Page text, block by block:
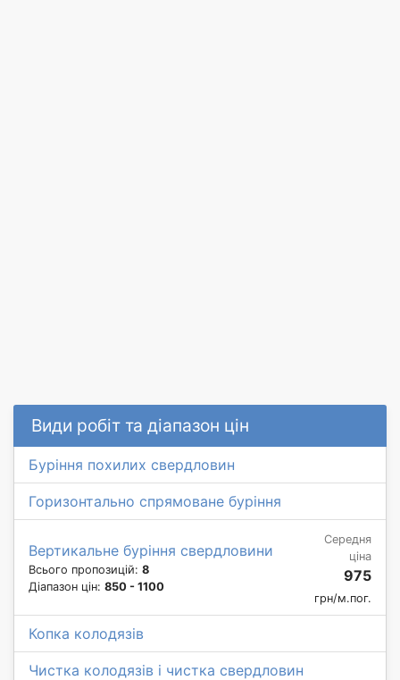
Види робіт та діапазон цін
Буріння похилих свердловин
Горизонтально спрямоване буріння
Вертикальне буріння свердловини
Всього пропозицій: 8
Діапазон цін: 850 - 1100
Середня
ціна
975
грн/м.пог.
Копка колодязів
Чистка колодязів і чистка свердловин